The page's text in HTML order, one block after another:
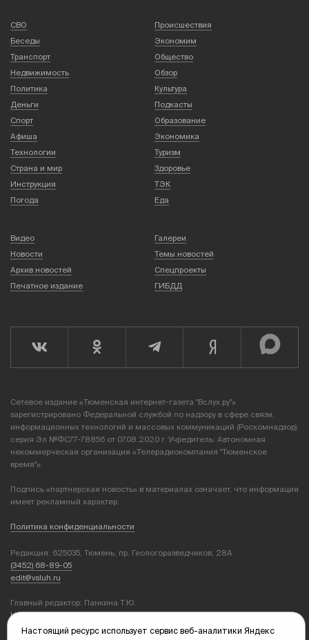
СВО
Происшествия
Беседы
Экономим
Транспорт
Общество
Недвижимость
Обзор
Политика
Культура
Деньги
Подкасты
Спорт
Образование
Афиша
Экономика
Технологии
Туризм
Страна и мир
Здоровье
Инструкция
ТЭК
Погода
Еда
Видео
Галереи
Новости
Темы новостей
Архив новостей
Спецпроекты
Печатное издание
ГИБДД
Сетевое издание «Тюменская интернет-газета "Вслух.ру"»
зарегистрировано Федеральной службой по надзору в сфере связи,
информационных технологий и массовых коммуникаций (Роскомнадзор),
серия Эл №ФС77-78856 от 07.08.2020 г. Учредитель: Автономная
некоммерческая организация «Телерадиокомпания "Тюменское
время"».
Подпись «партнерская новость» в материалах означает, что информация
имеет рекламный характер.
Политика конфиденциальности
Редакция: 625035, Тюмень, пр. Геологоразведчиков, 28А
(3452) 68-89-05
edit@vsluh.ru
Главный редактор: Панкина Т.Ю.
kika@vsluh.ru
Настоящий ресурс использует сервис веб-аналитики Яндекс